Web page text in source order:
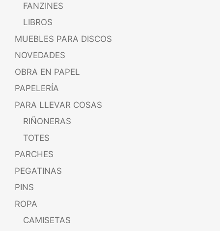
FANZINES
LIBROS
MUEBLES PARA DISCOS
NOVEDADES
OBRA EN PAPEL
PAPELERÍA
PARA LLEVAR COSAS
RIÑONERAS
TOTES
PARCHES
PEGATINAS
PINS
ROPA
CAMISETAS